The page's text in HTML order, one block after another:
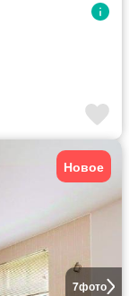
7фото
Новое